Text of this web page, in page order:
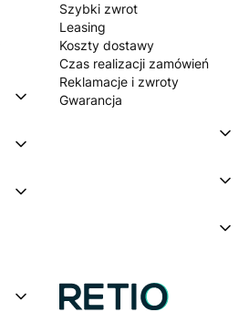
Szybki zwrot
Leasing
Koszty dostawy
Czas realizacji zamówień
Reklamacje i zwroty
Gwarancja